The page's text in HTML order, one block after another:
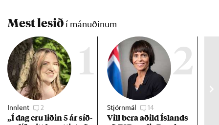
Mest lesið í mánuðinum
1
Innlent 2
„Í dag eru lið­in 5 ár síð­
2
Stjórnmál 14
Vill bera að­ild Ís­lands